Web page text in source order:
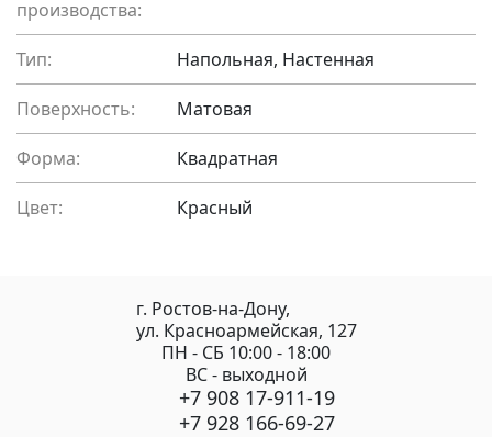
производства:
Тип: Напольная, Настенная
Поверхность: Матовая
Форма: Квадратная
Цвет: Красный
г. Ростов-на-Дону,
ул. Красноармейская, 127
ПН - СБ 10:00 - 18:00
ВС - выходной
+7 908 17-911-19
+7 928 166-69-27